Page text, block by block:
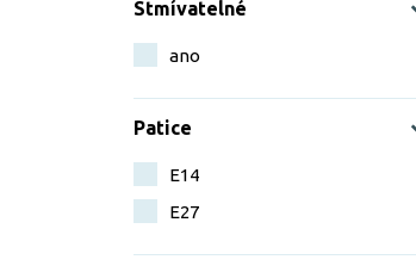
Stmívatelné
ano
Patice
E14
E27